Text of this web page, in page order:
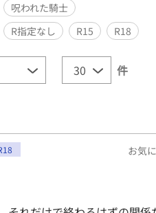
呪われた騎士
R指定なし R15 R18
件
お気